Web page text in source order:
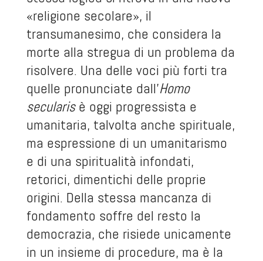
«religione secolare», il
transumanesimo, che considera la
morte alla stregua di un problema da
risolvere. Una delle voci più forti tra
quelle pronunciate dall'Homo
secularisè oggi progressista e
umanitaria, talvolta anche spirituale,
ma espressione di un umanitarismo
e di una spiritualità infondati,
retorici, dimentichi delle proprie
origini. Della stessa mancanza di
fondamento soffre del resto la
democrazia, che risiede unicamente
in un insieme di procedure, ma è la